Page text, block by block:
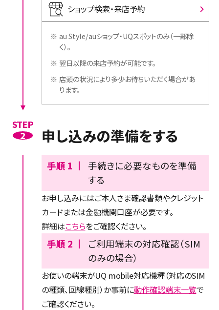
ショップ検索・来店予約
※ au Style/auショップ・UQスポットのみ（一部除
く）。
※ 翌日以降の来店予約が可能です。
※ 店頭の状況により多少お待ちいただく場合があ
ります。
STEP
2
申し込みの準備をする
手順 1 ┃
手続きに必要なものを準備
する
お申し込みにはご本人さま確認書類やクレジット
カードまたは金融機関口座が必要です。
詳細はこちらをご確認ください。
手順 2 ┃
ご利用端末の対応確認（SIM
のみの場合）
お使いの端末がUQ mobile対応機種（対応のSIM
の種類、回線種別）か事前に動作確認端末一覧で
ご確認ください。